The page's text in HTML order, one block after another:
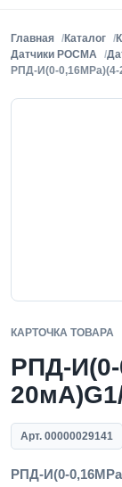
Главная Каталог
Датчики РОСМА
РПД-И(0-
КАРТОЧКА ТОВАРА
РПД-И(0-
Арт. 00000029141
РПД-И(0-